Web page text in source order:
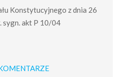
Konstytucyjnego z dnia 26
sygn. akt P 10/04